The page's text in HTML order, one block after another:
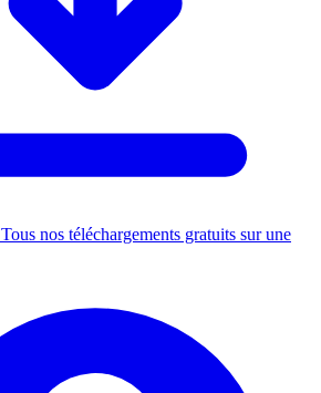
Tous nos téléchargements gratuits sur une